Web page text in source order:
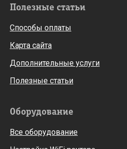
Полезные статьи
Способы оплаты
Карта сайта
Дополнительные услуги
Полезные статьи
Оборудование
Все оборудование